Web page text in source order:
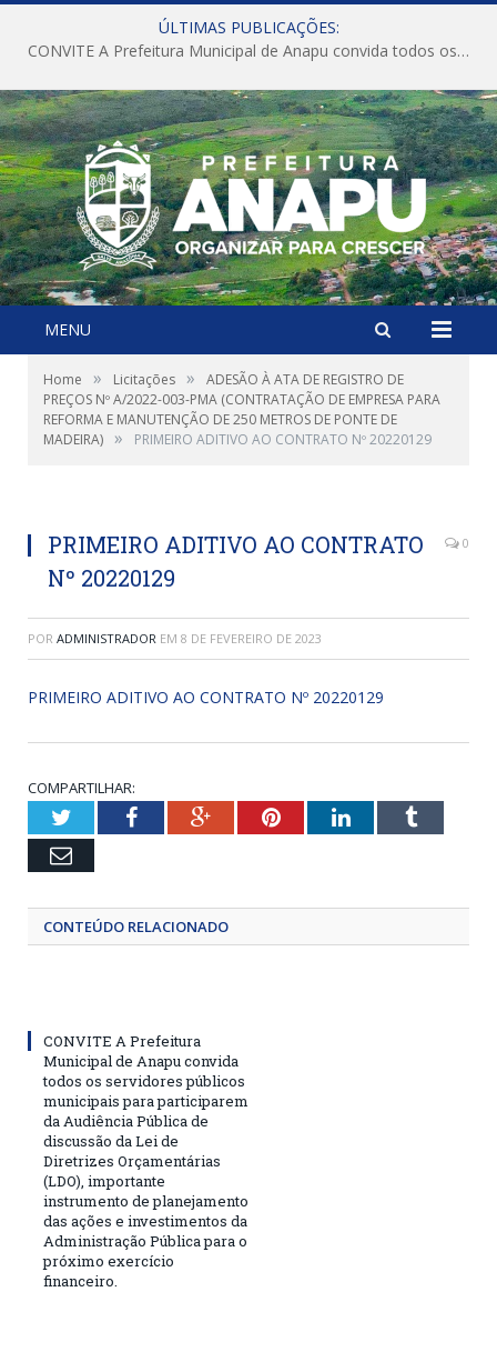
ÚLTIMAS PUBLICAÇÕES:
CONVITE A Prefeitura Municipal de Anapu convida todos os servidores públicos municipais para participarem da Audiência Pública de discussão da Lei de Diretrizes Orçamentárias (LDO), importante instrumento de planejamento das ações e investimentos da Administração Pública para o próximo exercício financeiro.
MENU
Home » Licitações »
ADESÃO À ATA DE REGISTRO DE
PREÇOS Nº A/2022-003-PMA (CONTRATAÇÃO DE EMPRESA PARA
REFORMA E MANUTENÇÃO DE 250 METROS DE PONTE DE
MADEIRA) » PRIMEIRO ADITIVO AO CONTRATO Nº 20220129
PRIMEIRO ADITIVO AO CONTRATO
Nº 20220129
0
POR ADMINISTRADOR EM 8 DE FEVEREIRO DE 2023
PRIMEIRO ADITIVO AO CONTRATO Nº 20220129
COMPARTILHAR:
TwitterFacebookGoogle+PinterestLinkedInTumblr
Email
CONTEÚDO RELACIONADO
CONVITE A Prefeitura
Municipal de Anapu convida
todos os servidores públicos
municipais para participarem
da Audiência Pública de
discussão da Lei de
Diretrizes Orçamentárias
(LDO), importante
instrumento de planejamento
das ações e investimentos da
Administração Pública para o
próximo exercício
financeiro.